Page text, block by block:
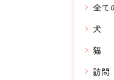
全て
犬
猫
訪問